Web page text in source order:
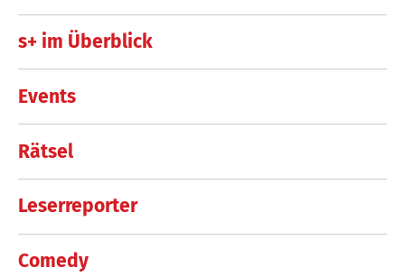
s+ im Überblick
Events
Rätsel
Leserreporter
Comedy